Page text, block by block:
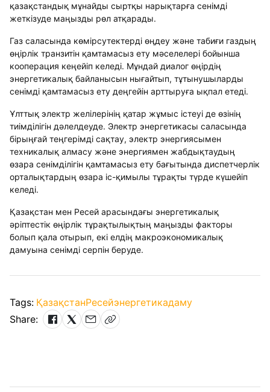
қазақстандық мұнайды сыртқы нарықтарға сенімді
жеткізуде маңызды рөл атқарады.
Газ саласында көмірсутектерді өңдеу және табиғи газдың
өңірлік транзитін қамтамасыз ету мәселелері бойынша
кооперация кеңейіп келеді. Мұндай диалог өңірдің
энергетикалық байланысын нығайтып, тұтынушыларды
сенімді қамтамасыз ету деңгейін арттыруға ықпал етеді.
Ұлттық электр желілерінің қатар жұмыс істеуі де өзінің
тиімділігін дәлелдеуде. Электр энергетикасы саласында
бірыңғай теңгерімді сақтау, электр энергиясымен
техникалық алмасу және энергиямен жабдықтаудың
өзара сенімділігін қамтамасыз ету бағытында диспетчерлік
орталықтардың өзара іс-қимылы тұрақты түрде күшейіп
келеді.
Қазақстан мен Ресей арасындағы энергетикалық
әріптестік өңірлік тұрақтылықтың маңызды факторы
болып қала отырып, екі елдің макроэкономикалық
дамуына сенімді серпін беруде.
Tags: ҚазақстанРесейэнергетикадаму
Share: